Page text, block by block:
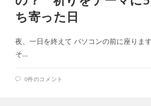
ち寄った日
夜、一日を終えて パソコンの前に座りま
そ…
0件のコメント